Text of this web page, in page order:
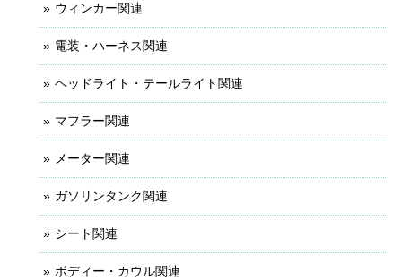
ウィンカー関連
電装・ハーネス関連
ヘッドライト・テールライト関連
マフラー関連
メーター関連
ガソリンタンク関連
シート関連
ボディー・カウル関連